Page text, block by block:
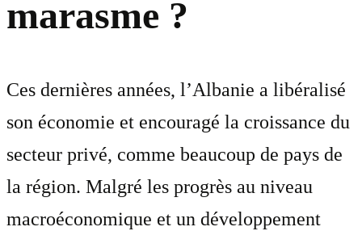
marasme ?
Ces dernières années, l’Albanie a libéralisé
son économie et encouragé la croissance du
secteur privé, comme beaucoup de pays de
la région. Malgré les progrès au niveau
macroéconomique et un développement